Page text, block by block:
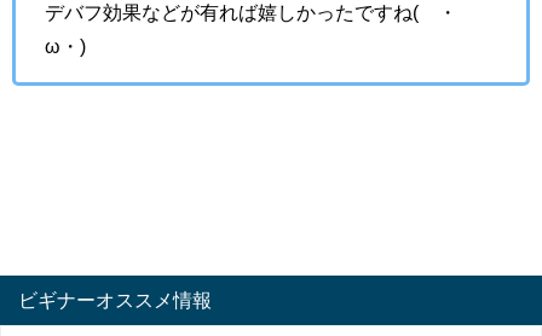
デバフ効果などが有れば嬉しかったですね(´・
ω・)
ビギナーオススメ情報